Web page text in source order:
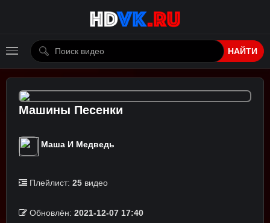
НАЙТИ
Машины Песенки
Маша И Медведь
Плейлист: 25 видео
Обновлён: 2021-12-07 17:40